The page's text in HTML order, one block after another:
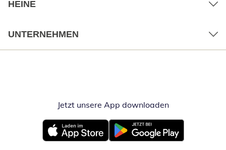
HEINE
UNTERNEHMEN
Jetzt unsere App downloadenÖffnet in
Öffnet in neuem FensterÖffnet in neuem Fenster